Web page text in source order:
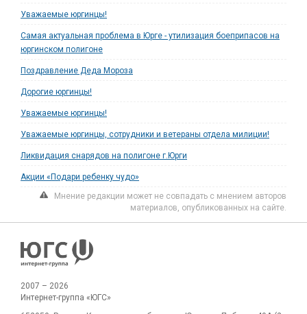
Уважаемые юргинцы!
Самая актуальная проблема в Юрге - утилизация боеприпасов на
юргинском полигоне
Поздравление Деда Мороза
Дорогие юргинцы!
Уважаемые юргинцы!
Уважаемые юргинцы, сотрудники и ветераны отдела милиции!
Ликвидация снарядов на полигоне г.Юрги
Акции «Подари ребенку чудо»
Мнение редакции может не совпадать с мнением авторов
материалов, опубликованных на сайте.
2007 – 2026
Интернет-группа «ЮГС»